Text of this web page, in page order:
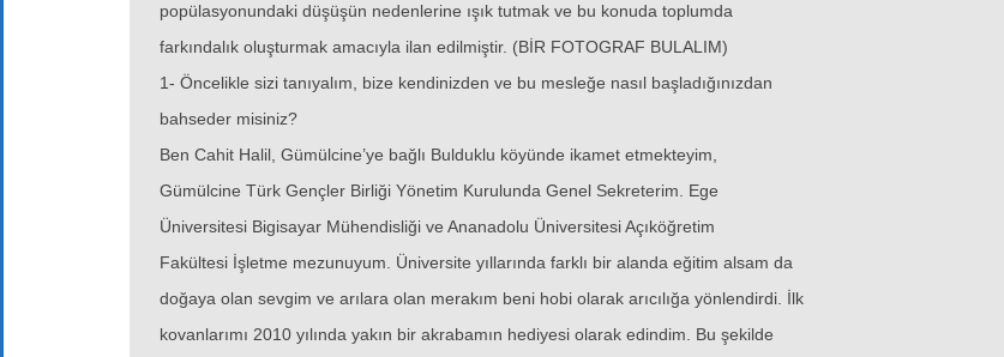
popülasyonundaki düşüşün nedenlerine ışık tutmak ve bu konuda toplumda
farkındalık oluşturmak amacıyla ilan edilmiştir. (BİR FOTOGRAF BULALIM)
1- Öncelikle sizi tanıyalım, bize kendinizden ve bu mesleğe nasıl başladığınızdan
bahseder misiniz?
Ben Cahit Halil, Gümülcine’ye bağlı Bulduklu köyünde ikamet etmekteyim,
Gümülcine Türk Gençler Birliği Yönetim Kurulunda Genel Sekreterim. Ege
Üniversitesi Bigisayar Mühendisliği ve Ananadolu Üniversitesi Açıköğretim
Fakültesi İşletme mezunuyum. Üniversite yıllarında farklı bir alanda eğitim alsam da
doğaya olan sevgim ve arılara olan merakım beni hobi olarak arıcılığa yönlendirdi. İlk
kovanlarımı 2010 yılında yakın bir akrabamın hediyesi olarak edindim. Bu şekilde